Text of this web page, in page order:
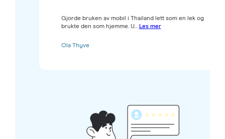
Gjorde bruken av mobil i Thailand lett som en lek og
brukte den som hjemme. U... Les mer
Ola Thyve